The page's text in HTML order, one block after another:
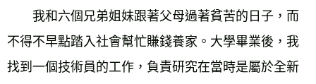
我和六個兄弟姐妹跟著父母過著貧苦的日子，而
不得不早點踏入社會幫忙賺錢養家。大學畢業後，我
找到一個技術員的工作，負責研究在當時是屬於全新